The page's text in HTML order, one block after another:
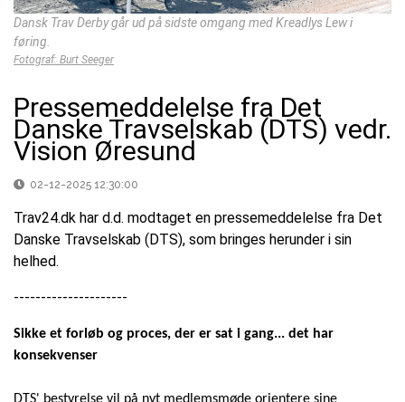
Dansk Trav Derby går ud på sidste omgang med Kreadlys Lew i
føring.
Fotograf: Burt Seeger
Pressemeddelelse fra Det
Danske Travselskab (DTS) vedr.
Vision Øresund
02-12-2025 12:30:00
Trav24.dk har d.d. modtaget en pressemeddelelse fra Det
Danske Travselskab (DTS), som bringes herunder i sin
helhed.
---------------------
Sikke et forløb og proces, der er sat i gang... det har
konsekvenser